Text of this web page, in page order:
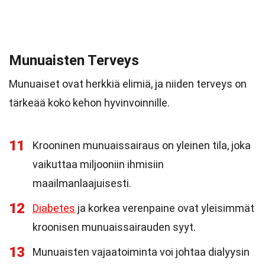
Munuaisten Terveys
Munuaiset ovat herkkiä elimiä, ja niiden terveys on
tärkeää koko kehon hyvinvoinnille.
11
Krooninen munuaissairaus on yleinen tila, joka
vaikuttaa miljooniin ihmisiin
maailmanlaajuisesti.
12 Diabetes ja korkea verenpaine ovat yleisimmät
kroonisen munuaissairauden syyt.
13
Munuaisten vajaatoiminta voi johtaa dialyysin